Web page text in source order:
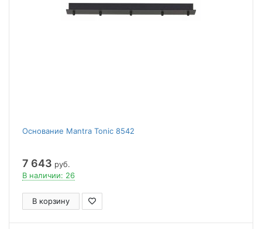
Основание Mantra Tonic 8542
7 643 руб.
В наличии: 26
В корзину